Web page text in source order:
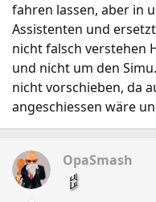
fahren lassen, aber in
Assistenten und
nicht falsch verstehen
und nicht um den
nicht vorschieben, da
angeschiessen wäre
OpaSmash